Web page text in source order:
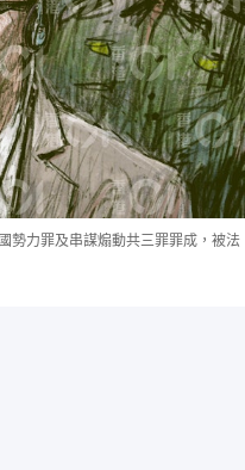
勢力罪及串謀煽動共三罪罪成，被法